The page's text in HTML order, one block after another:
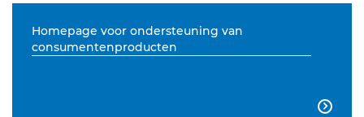
Homepage voor ondersteuning van
consumentenproducten
